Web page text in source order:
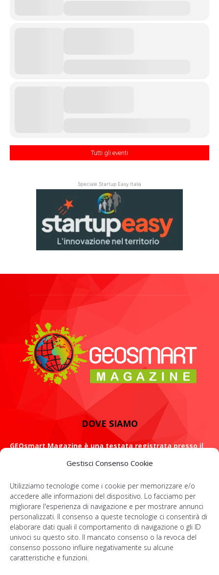
Gestisci Consenso Cookie
Utilizziamo tecnologie come i cookie per memorizzare e/o
accedere alle informazioni del dispositivo. Lo facciamo per
migliorare l'esperienza di navigazione e per mostrare annunci
personalizzati. Il consenso a queste tecnologie ci consentirà di
elaborare dati quali il comportamento di navigazione o gli ID
univoci su questo sito. Il mancato consenso o la revoca del
consenso possono influire negativamente su alcune
caratteristiche e funzioni.
Tutti gli eventi
Speciale Startup Easy Italia
DOVE SIAMO
GEOsmart Magazine è una testata registrata presso il
ROMA: Via Casilina 98, 00182
Contattaci:info@geosmartmagazine.it
SOCIAL